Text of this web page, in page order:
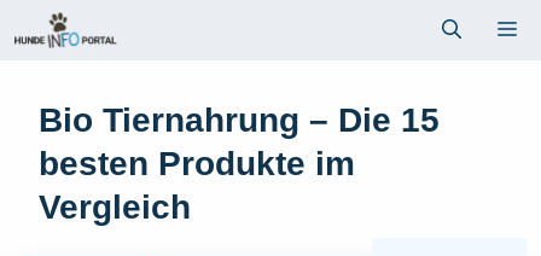
Inhalt
Bio Tiernahrung – Die 15
besten Produkte im
Vergleich